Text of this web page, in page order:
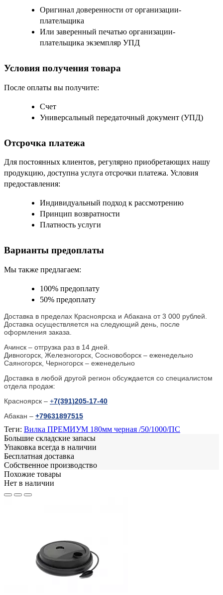
Оригинал доверенности от организации-
плательщика
Или заверенный печатью организации-
плательщика экземпляр УПД
Условия получения товара
После оплаты вы получите:
Счет
Универсальный передаточный документ (УПД)
Отсрочка платежа
Для постоянных клиентов, регулярно приобретающих нашу
продукцию, доступна услуга отсрочки платежа. Условия
предоставления:
Индивидуальный подход к рассмотрению
Принцип возвратности
Платность услуги
Варианты предоплаты
Мы также предлагаем:
100% предоплату
50% предоплату
Доставка в пределах Красноярска и Абакана от 3 000 рублей.
Доставка осуществляется на следующий день, после
оформления заказа.
Ачинск – отгрузка раз в 14 дней.
Дивногорск, Железногорск, Сосновоборск – еженедельно
Саяногорск, Черногорск – еженедельно
Доставка в любой другой регион обсуждается со специалистом
отдела продаж:
Красноярск – +7(391)205-17-40
Абакан – +79631897515
Теги: Вилка ПРЕМИУМ 180мм черная /50/1000/ПС
Большие складские запасы
Упаковка всегда в наличии
Бесплатная доставка
Собственное производство
Похожие товары
Нет в наличии